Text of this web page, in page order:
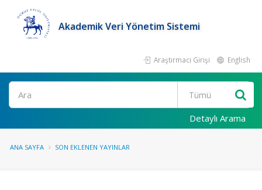
Akademik Veri Yönetim Sistemi
Araştırmacı Girişi English
Ara
Detaylı Arama
ANA SAYFA SON EKLENEN YAYINLAR